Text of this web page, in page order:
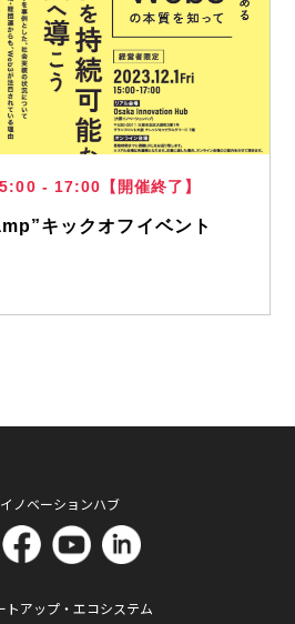
- 17:00【開催終了】
キックオフイベント
ノベーションハブ
トアップ・エコシステム